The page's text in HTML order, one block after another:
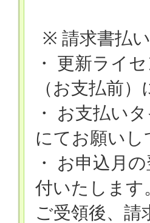
※ 請求書払
・ 更新ライ
（お支払前
・ お支払い
にてお願いし
・ お申込月
付いたします
ご受領後、請